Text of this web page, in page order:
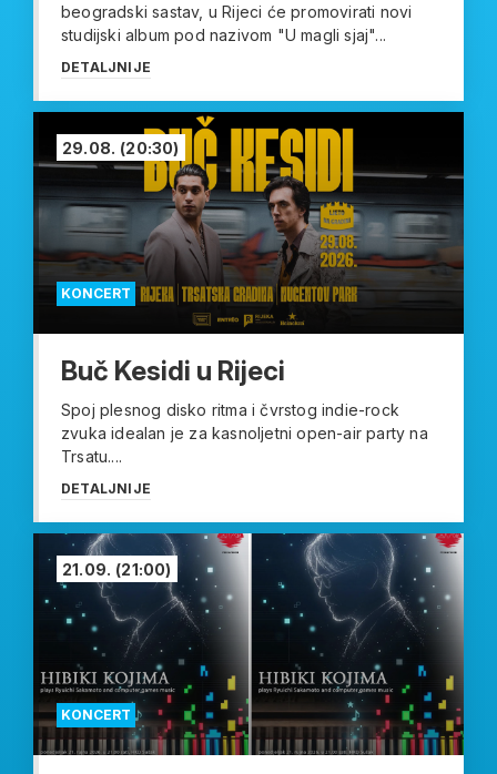
beogradski sastav, u Rijeci će promovirati novi
studijski album pod nazivom "U magli sjaj"...
DETALJNIJE
KONCERT
29.08. (20:30)
Buč Kesidi u Rijeci
Spoj plesnog disko ritma i čvrstog indie-rock
zvuka idealan je za kasnoljetni open-air party na
Trsatu....
DETALJNIJE
KONCERT
21.09. (21:00)